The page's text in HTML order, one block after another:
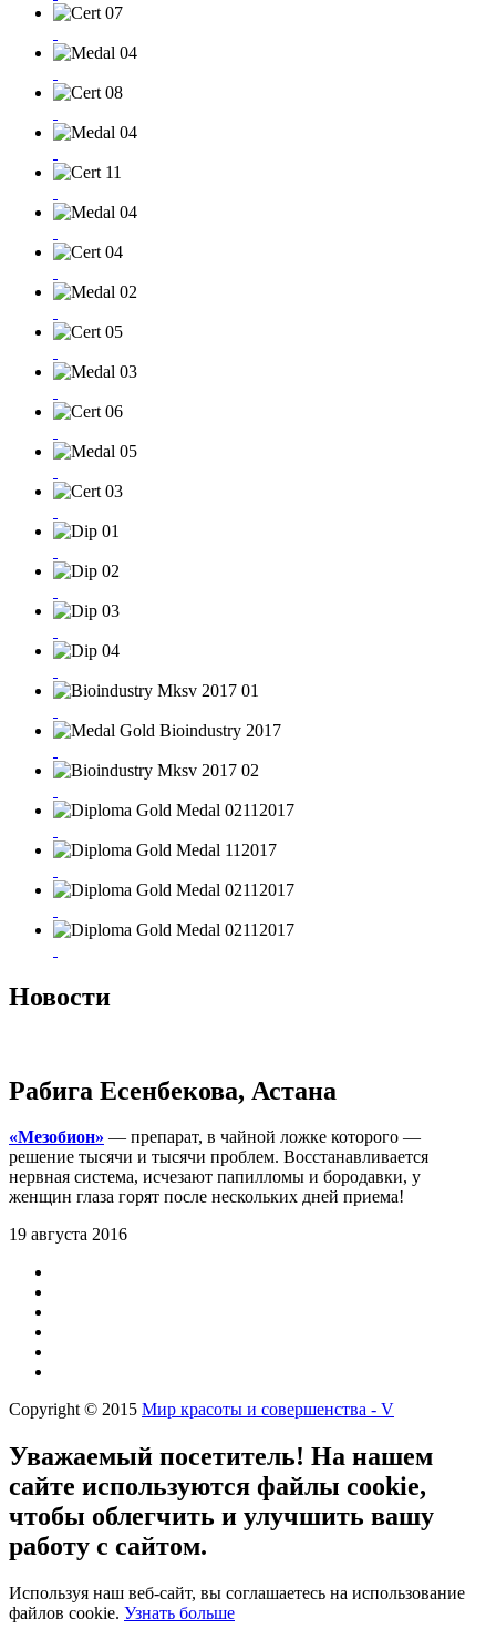
Новости
Рабига Есенбекова, Астана
«Мезобион» — препарат, в чайной ложке которого —
решение тысячи и тысячи проблем. Восстанавливается
нервная система, исчезают папилломы и бородавки, у
женщин глаза горят после нескольких дней приема!
19 августа 2016
Copyright © 2015 Мир красоты и совершенства - V
Уважаемый посетитель! На нашем
сайте используются файлы cookie,
чтобы облегчить и улучшить вашу
работу с сайтом.
Используя наш веб-сайт, вы соглашаетесь на использование
файлов cookie. Узнать больше